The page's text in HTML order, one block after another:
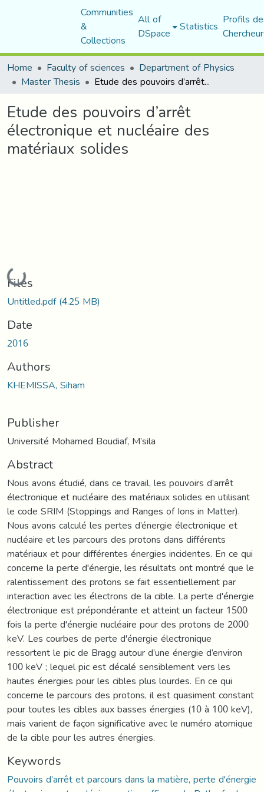
Communities
&
Collections
All of
DSpace Statistics Profils
Home
Faculty of sciences Department of Physics
Master Thesis Etude des pouvoirs d’arrêt électronique et nucléaire des matériaux solides
Etude des pouvoirs d’arrêt
électronique et nucléaire des
matériaux solides
Loading...
Files
Untitled.pdf(4.25 MB)
Date
2016
Authors
KHEMISSA, Siham
Publisher
Université Mohamed Boudiaf, M’sila
Abstract
Nous avons étudié, dans ce travail, les pouvoirs d’arrêt
électronique et nucléaire des matériaux solides en utilisant
le code SRIM (Stoppings and Ranges of Ions in Matter).
Nous avons calculé les pertes d’énergie électronique et
nucléaire et les parcours des protons dans différents
matériaux et pour différentes énergies incidentes. En ce qui
concerne la perte d'énergie, les résultats ont montré que le
ralentissement des protons se fait essentiellement par
interaction avec les électrons de la cible. La perte d'énergie
électronique est prépondérante et atteint un facteur 1500
fois la perte d'énergie nucléaire pour des protons de 2000
keV. Les courbes de perte d'énergie électronique
ressortent le pic de Bragg autour d’une énergie d’environ
100 keV ; lequel pic est décalé sensiblement vers les
hautes énergies pour les cibles plus lourdes. En ce qui
concerne le parcours des protons, il est quasiment constant
pour toutes les cibles aux basses énergies (10 à 100 keV),
mais varient de façon significative avec le numéro atomique
de la cible pour les autres énergies.
Keywords
Pouvoirs d’arrêt et parcours dans la matière, perte d'énergie